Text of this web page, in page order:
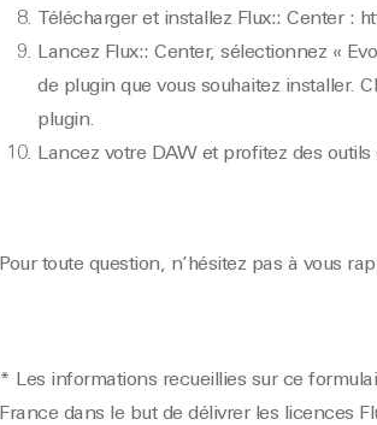
Télécharger et installez Flux:: Center :
Lancez Flux:: Center, sélectionnez «
de plugin que vous souhaitez installer.
plugin.
Lancez votre DAW et profitez des outils
Pour toute question, n’hésitez pas à vous
* Les informations recueillies sur ce
France dans le but de délivrer les licences